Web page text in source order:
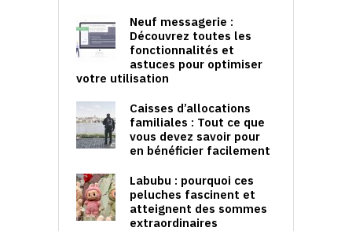
Neuf messagerie :
Découvrez toutes les
fonctionnalités et
astuces pour optimiser
votre utilisation
Caisses d’allocations
familiales : Tout ce que
vous devez savoir pour
en bénéficier facilement
Labubu : pourquoi ces
peluches fascinent et
atteignent des sommes
extraordinaires